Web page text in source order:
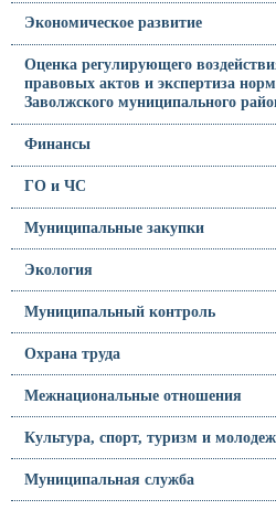
Экономическое развитие
Оценка регулирующего
правовых актов и экспертиза
Заволжского муниципального
Финансы
ГО и ЧС
Муниципальные закупки
Экология
Муниципальный контроль
Охрана труда
Межнациональные отношения
Культура, спорт, туризм и
Муниципальная служба